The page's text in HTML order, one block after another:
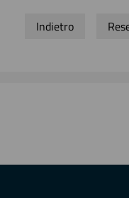
Indietro